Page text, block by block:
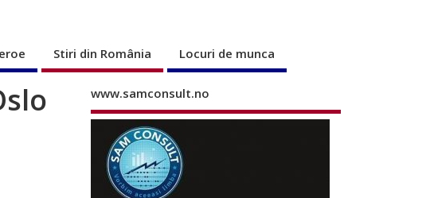
Stiri din România Locuri de munca
www.samconsult.no